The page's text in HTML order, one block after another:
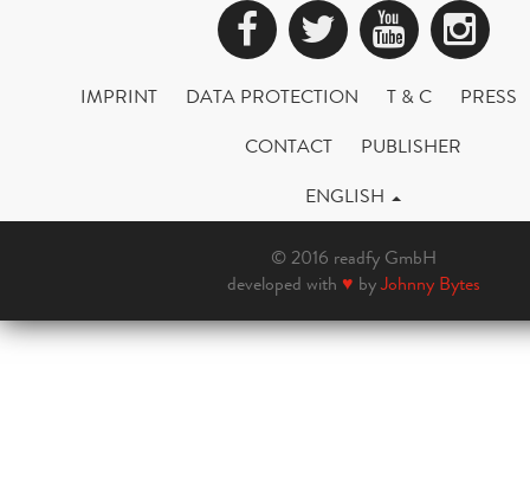
Facebook
Twitter
IMPRINT DATA PROTECTION T & C
PRESS
CONTACT
PUBLISHER
ENGLISH
© 2016 readfy GmbH
developed with ♥ byJohnny Bytes